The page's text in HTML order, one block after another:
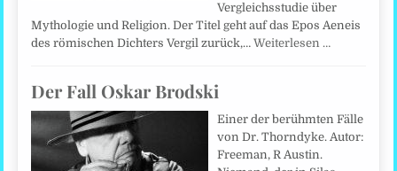
Vergleichsstudie über
Mythologie und Religion. Der Titel geht auf das Epos Aeneis
des römischen Dichters Vergil zurück,…Weiterlesen …
Der Fall Oskar Brodski
Einer der berühmten Fälle
von Dr. Thorndyke. Autor:
Freeman, R Austin.